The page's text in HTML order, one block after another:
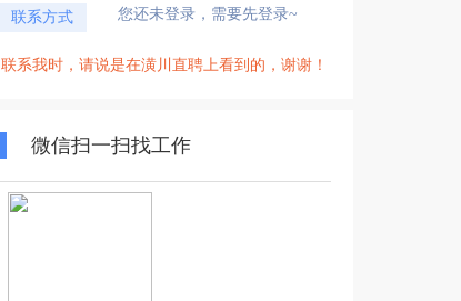
联系方式 您还未登录，需要先登录~
联系我时，请说是在潢川直聘上看到的，谢谢！
微信扫一扫找工作